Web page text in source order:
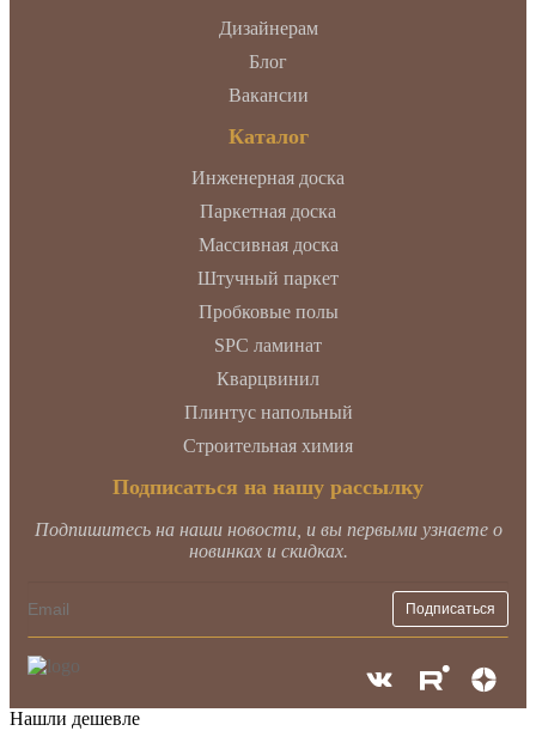
Дизайнерам
Блог
Вакансии
Каталог
Инженерная доска
Паркетная доска
Массивная доска
Штучный паркет
Пробковые полы
SPC ламинат
Кварцвинил
Плинтус напольный
Строительная химия
Подписаться на нашу рассылку
Подпишитесь на наши новости, и вы первыми узнаете о
новинках и скидках.
Нашли дешевле